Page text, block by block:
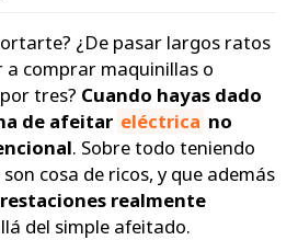
¿De pasar largos ratos
a comprar maquinillas o
tres? Cuando hayas dado
de afeitar eléctrica no
. Sobre todo teniendo
cosa de ricos, y que además
realmente
del simple afeitado.